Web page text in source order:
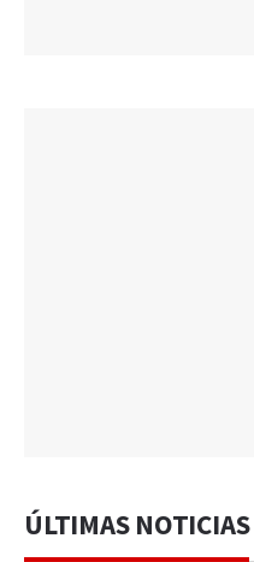
ÚLTIMAS NOTICIAS